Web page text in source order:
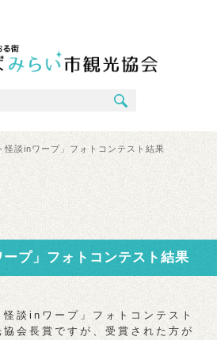
怪談inワープ」フォトコンテスト結果
ープ」フォトコンテスト結果
談inワープ」フォトコンテスト
会長賞ですが、受賞された方が